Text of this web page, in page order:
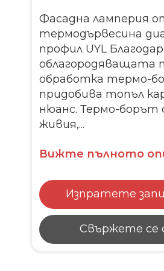
Фасадна ламперия
термодървесина
профил UYL
облагородяващата
обработка термо-
придобива топъл
нюанс. Термо-борът
живия,...
Вижте пълното
Изпратете
Свържете се